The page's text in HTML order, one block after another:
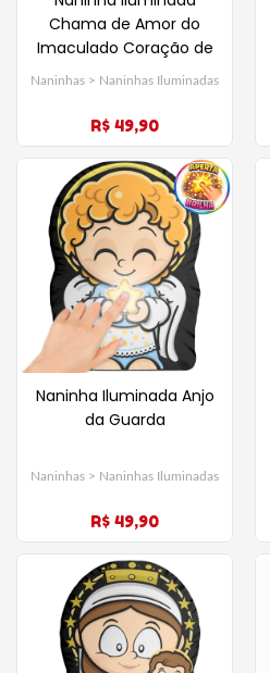
Chama de Amor do
Imaculado Coração de
Maria
Naninhas > Naninhas Iluminadas
R$ 49,90
Naninha Iluminada Anjo
da Guarda
Naninhas > Naninhas Iluminadas
R$ 49,90